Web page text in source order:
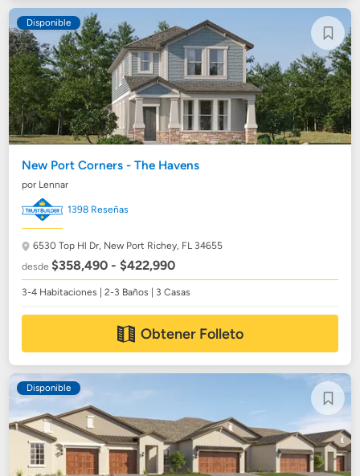
Disponible
New Port Corners - The Havens
por Lennar
1398 Reseñas
6530 Top Hl Dr, New Port Richey, FL 34655
desde$358,490 - $422,990
3-4 Habitaciones | 2-3 Baños | 3 Casas
Obtener Folleto
Disponible